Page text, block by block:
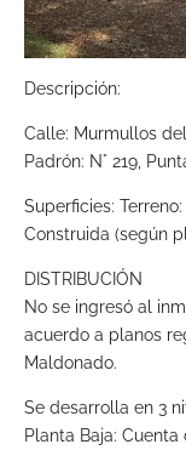
Descripción:
Calle: Murmullos
Padrón: N° 219,
Superficies: Terreno:
Construida (según
DISTRIBUCIÓN
No se ingresó al
acuerdo a planos
Maldonado.
Se desarrolla en 3
Planta Baja: